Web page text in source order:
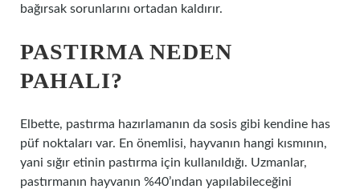
bağırsak sorunlarını ortadan kaldırır.
PASTIRMA NEDEN
PAHALI?
Elbette, pastırma hazırlamanın da sosis gibi kendine has
püf noktaları var. En önemlisi, hayvanın hangi kısmının,
yani sığır etinin pastırma için kullanıldığı. Uzmanlar,
pastırmanın hayvanın %40’ından yapılabileceğini